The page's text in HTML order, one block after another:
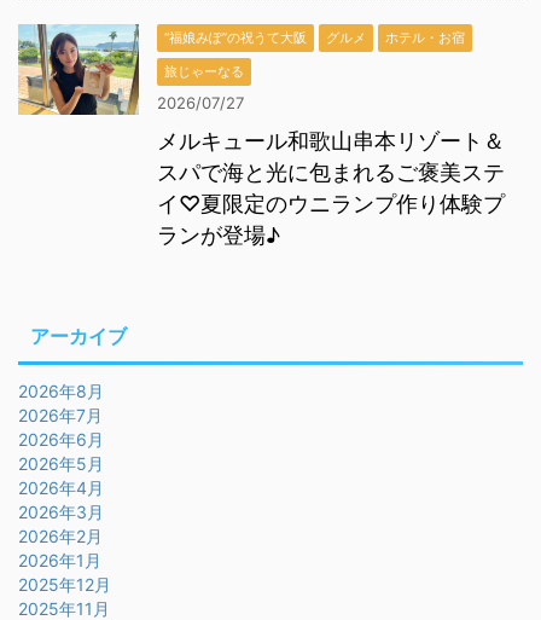
“福娘みぽ”の祝うて大阪 グルメ
ホテル・お宿
旅じゃーなる
2026/07/27
メルキュール和歌山串本リゾート＆
スパで海と光に包まれるご褒美ステ
イ♡夏限定のウニランプ作り体験プ
ランが登場♪
アーカイブ
2026年8月
2026年7月
2026年6月
2026年5月
2026年4月
2026年3月
2026年2月
2026年1月
2025年12月
2025年11月